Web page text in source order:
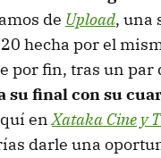
de Upload, una
hecha por el
por fin, tras un par
su final con su
enXataka Cine y
darle una